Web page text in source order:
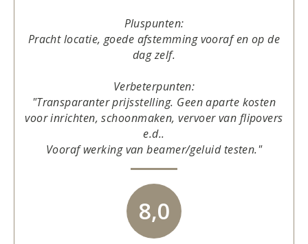
Pluspunten:
Pracht locatie, goede afstemming vooraf en op de
dag zelf.
Verbeterpunten:
"Transparanter prijsstelling. Geen aparte kosten
voor inrichten, schoonmaken, vervoer van flipovers
e.d..
Vooraf werking van beamer/geluid testen."
8,0